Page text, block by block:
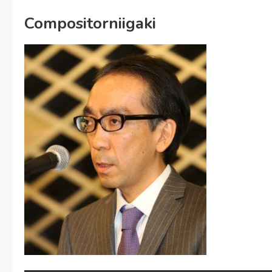
Compositorniigaki